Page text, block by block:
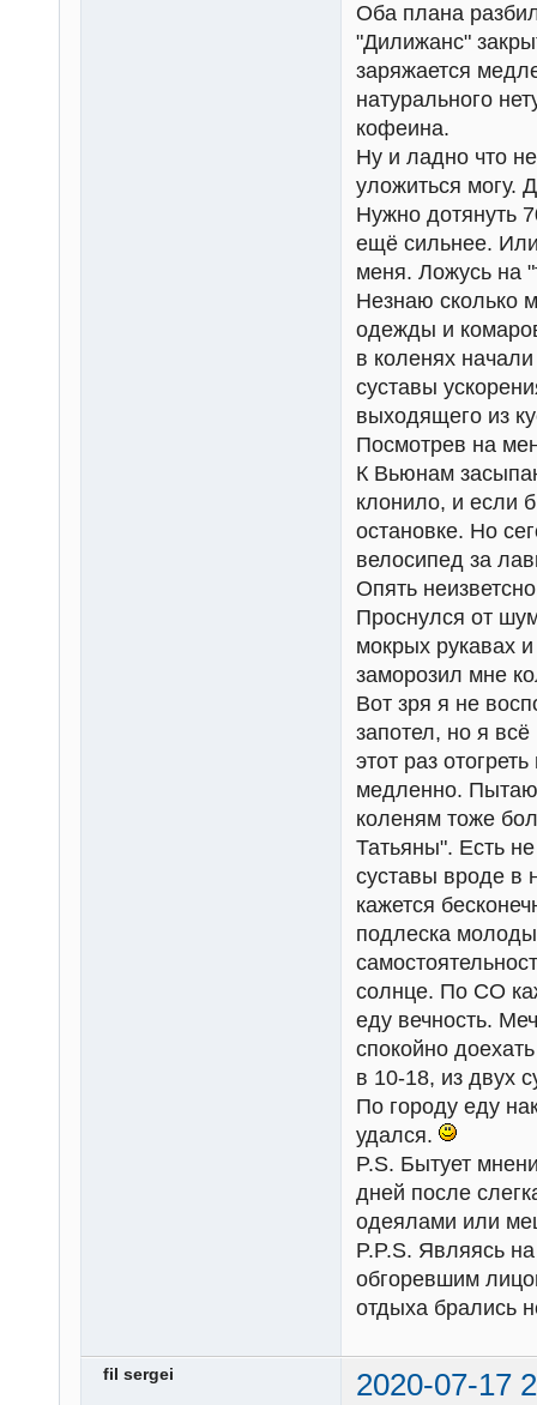
Оба плана
"Дилижанс"
заряжается
натурального
кофеина.
Ну и ладно что
уложиться могу.
Нужно дотянуть
ещё сильнее.
меня. Ложусь на
Незнаю сколько
одежды и
в коленях
суставы
выходящего из
Посмотрев на
К Вьюнам
клонило, и если
остановке. Но
велосипед за
Опять
Проснулся от
мокрых рукавах
заморозил мне
Вот зря я не
запотел, но я
этот раз
медленно.
коленям тоже
Татьяны". Есть
суставы вроде в
кажется
подлеска
солнце. По СО
еду вечность.
спокойно
в 10-18, из двух
По городу еду
удался.
P.S. Бытует
дней после
одеялами или
P.P.S. Являясь
обгоревшим
отдыха брались
fil sergei 2020-07-17